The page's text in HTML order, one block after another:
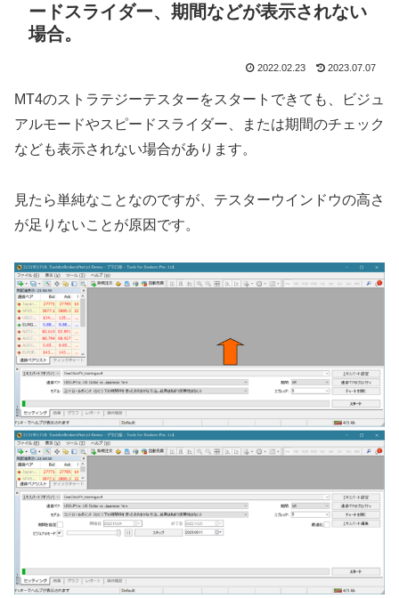
ードスライダー、期間などが表示されない
場合。
2022.02.23 2023.07.07
MT4のストラテジーテスターをスタートできても、ビジュ
アルモードやスピードスライダー、または期間のチェック
なども表示されない場合があります。
見たら単純なことなのですが、テスターウインドウの高さ
が足りないことが原因です。